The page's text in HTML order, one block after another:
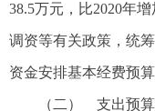
38.5万元，比2020年
调资等有关政策，统
资金安排基本经费预算
（二） 支出预